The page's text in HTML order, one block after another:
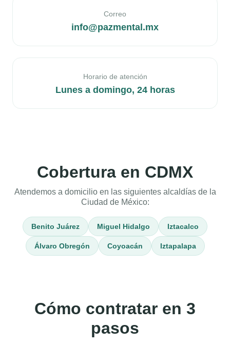
Correo
info@pazmental.mx
Horario de atención
Lunes a domingo, 24 horas
Cobertura en CDMX
Atendemos a domicilio en las siguientes alcaldías de la
Ciudad de México:
Benito Juárez Miguel Hidalgo Iztacalco
Álvaro Obregón Coyoacán Iztapalapa
Cómo contratar en 3
pasos